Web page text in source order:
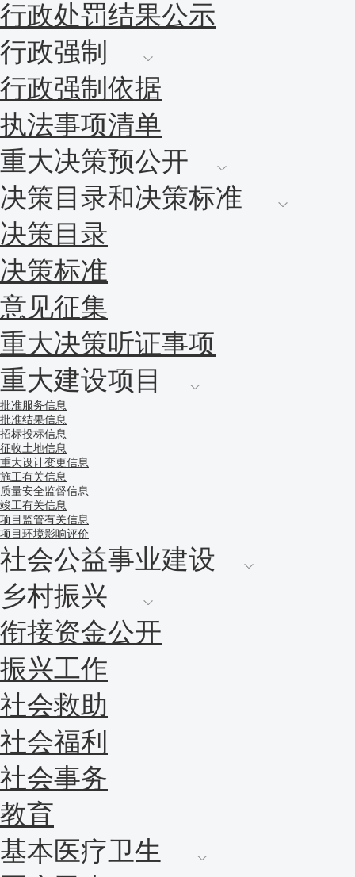
行政处罚结果公示
行政强制
行政强制依据
执法事项清单
重大决策预公开
决策目录和决策标准
决策目录
决策标准
意见征集
重大决策听证事项
重大建设项目
批准服务信息
批准结果信息
招标投标信息
征收土地信息
重大设计变更信息
施工有关信息
质量安全监督信息
竣工有关信息
项目监管有关信息
项目环境影响评价
社会公益事业建设
乡村振兴
衔接资金公开
振兴工作
社会救助
社会福利
社会事务
教育
基本医疗卫生